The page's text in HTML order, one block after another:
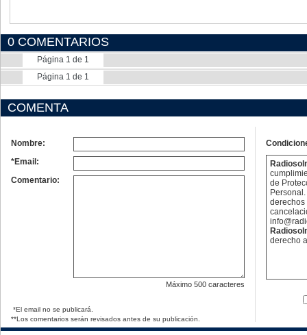
0 COMENTARIOS
Página 1 de 1
Página 1 de 1
COMENTA
Nombre:
*Email:
Comentario:
Máximo 500 caracteres
*El email no se publicará.
**Los comentarios serán revisados antes de su publicación.
de
derechos
derecho